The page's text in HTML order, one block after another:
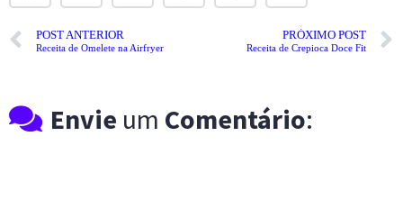
POST ANTERIOR
Receita de Omelete na Airfryer
PRÓXIMO POST
Receita de Crepioca Doce Fit
Envie um Comentário: